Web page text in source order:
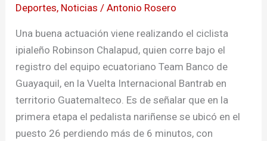
Deportes, Noticias /Antonio Rosero
Una buena actuación viene realizando el ciclista
ipialeño Robinson Chalapud, quien corre bajo el
registro del equipo ecuatoriano Team Banco de
Guayaquil, en la Vuelta Internacional Bantrab en
territorio Guatemalteco. Es de señalar que en la
primera etapa el pedalista nariñense se ubicó en el
puesto 26 perdiendo más de 6 minutos, con
Guatemala